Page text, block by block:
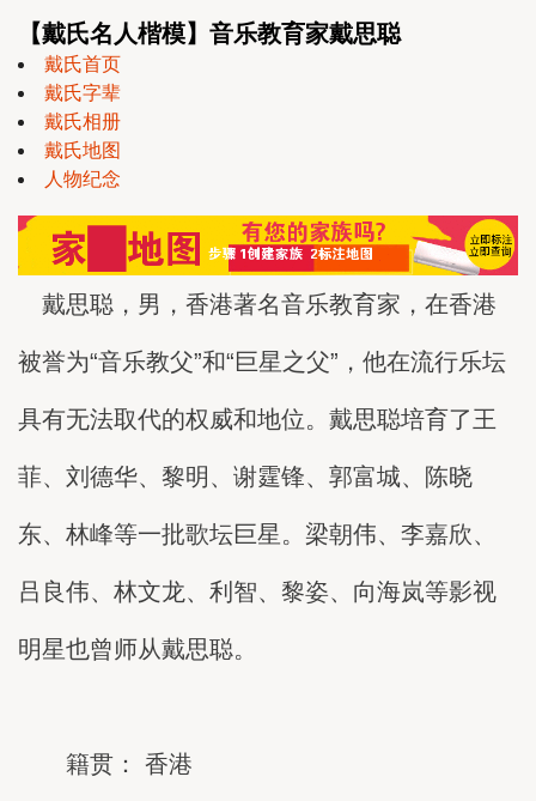
【戴氏名人楷模】音乐教育家戴思聪
戴氏首页
戴氏字辈
戴氏相册
戴氏地图
人物纪念
戴思聪，男，香港著名音乐教育家，在香港
被誉为“音乐教父”和“巨星之父”，他在流行乐坛
具有无法取代的权威和地位。戴思聪培育了王
菲、刘德华、黎明、谢霆锋、郭富城、陈晓
东、林峰等一批歌坛巨星。梁朝伟、李嘉欣、
吕良伟、林文龙、利智、黎姿、向海岚等影视
明星也曾师从戴思聪。
籍贯： 香港